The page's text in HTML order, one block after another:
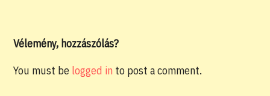
Vélemény, hozzászólás?
You must be logged in to post a comment.